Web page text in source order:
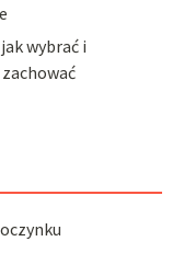
wybrać i